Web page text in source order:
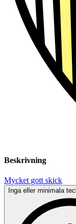
Beskrivning
Mycket gott skick
Inga eller minimala